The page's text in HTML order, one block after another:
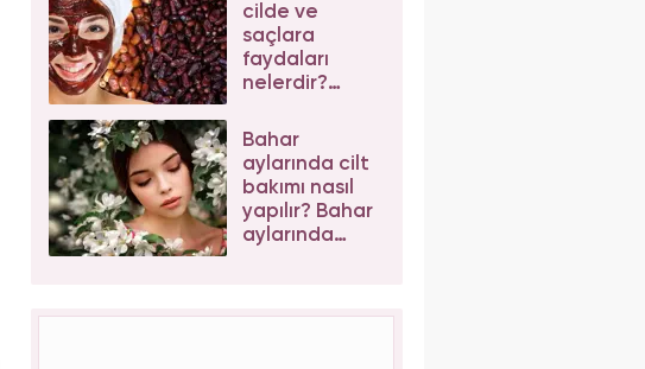
cilde ve
saçlara
faydaları
nelerdir?
maskesi evde
nasıl yapılır?
Bahar
aylarında cilt
bakımı nasıl
yapılır? Bahar
aylarında